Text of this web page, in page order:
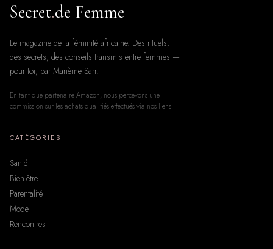
Secret.de Femme
Le magazine de la féminité africaine. Des rituels,
des secrets, des conseils transmis entre femmes —
pour toi, par Marième Sarr.
En tant que partenaire Amazon, nous percevons une
commission sur les achats qualifiés effectués via nos liens.
CATÉGORIES
Santé
Bien-être
Parentalité
Mode
Rencontres